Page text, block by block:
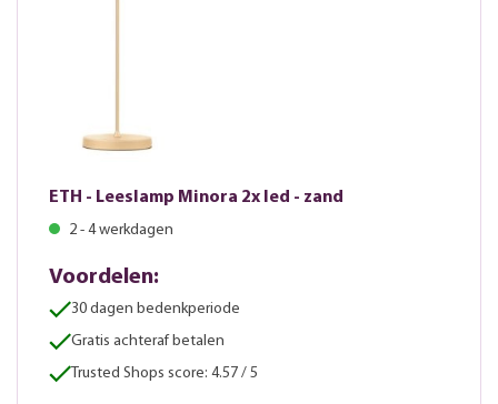
ETH - Leeslamp Minora 2x led - zand
2 - 4 werkdagen
Voordelen:
30 dagen bedenkperiode
Gratis achteraf betalen
Trusted Shops score: 4.57 / 5